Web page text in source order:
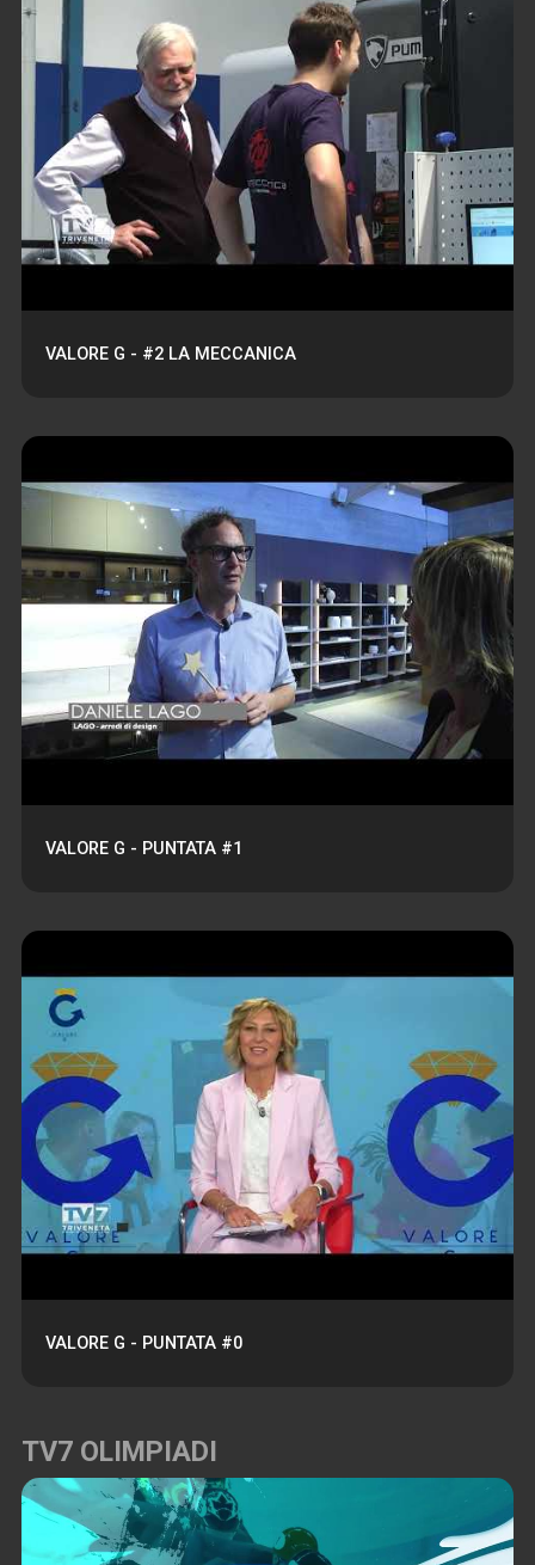
VALORE G - #2 LA MECCANICA
VALORE G - PUNTATA #1
VALORE G - PUNTATA #0
TV7 OLIMPIADI